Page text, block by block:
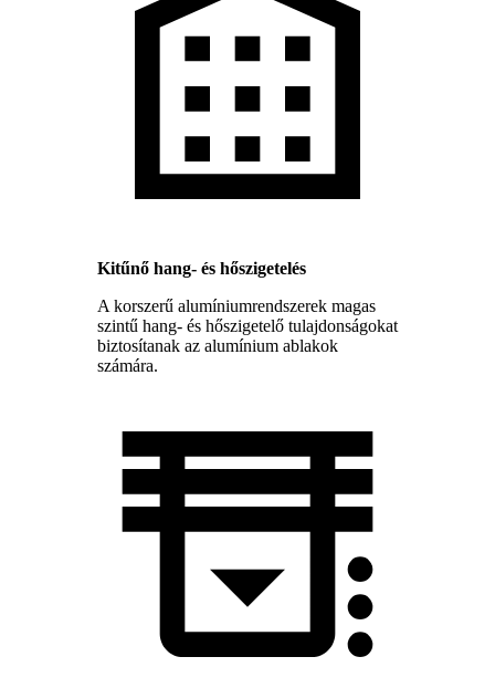
Kitűnő hang- és hőszigetelés
A korszerű alumíniumrendszerek magas
szintű hang- és hőszigetelő tulajdonságokat
biztosítanak az alumínium ablakok
számára.